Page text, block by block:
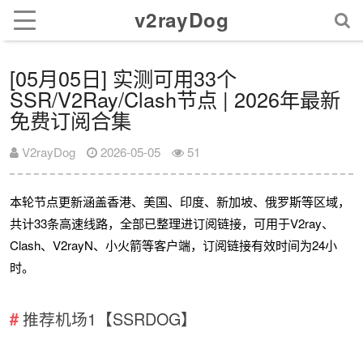
v2rayDog
[05月05日] 实测可用33个
SSR/V2Ray/Clash节点 | 2026年最新
免费订阅合集
V2rayDog 2026-05-05 51
本轮节点更新涵盖香港、美国、印度、新加坡、俄罗斯等区域，
共计33条高速线路，全部已整理进订阅链接，可用于V2ray、
Clash、V2rayN、小火箭等客户端，订阅链接有效时间为24小
时。
推荐机场1【SSRDOG】